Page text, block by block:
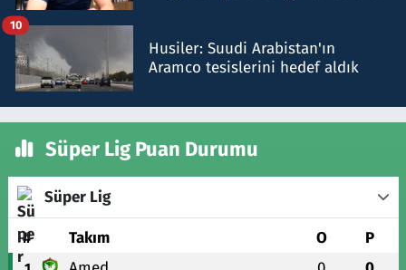
Husiler: Suudi Arabistan'ın
Aramco tesislerini hedef aldık
10
Süper Lig Puan Durumu
Süper Lig
# Takım O P